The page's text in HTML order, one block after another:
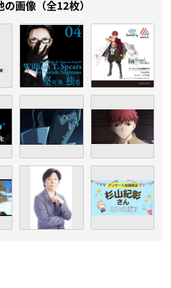
の画像（全12枚）